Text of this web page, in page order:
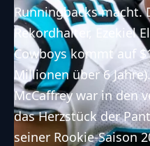
Runningbacks macht.
Rekordhalter, Ezekiel
Cowboyskommt auf
Millionen über 6 Jahre).
McCaffrey war in den
das Herzstück der
seiner Rookie-Saison